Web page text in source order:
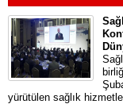
yürütülen sağlık